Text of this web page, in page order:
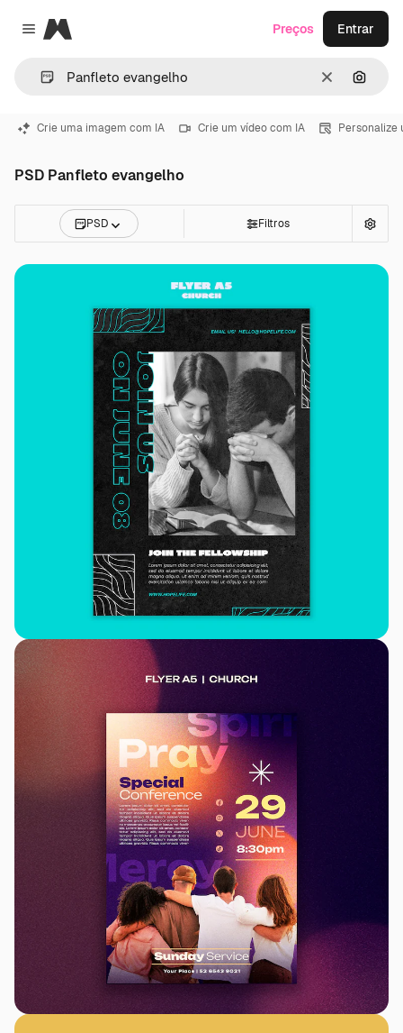
Close menu
Magnific
Limpar
Preços Entrar
Crie uma imagem com IA Crie um vídeo com IA Personalize
PSD Panfleto evangelho
PSD Filtros